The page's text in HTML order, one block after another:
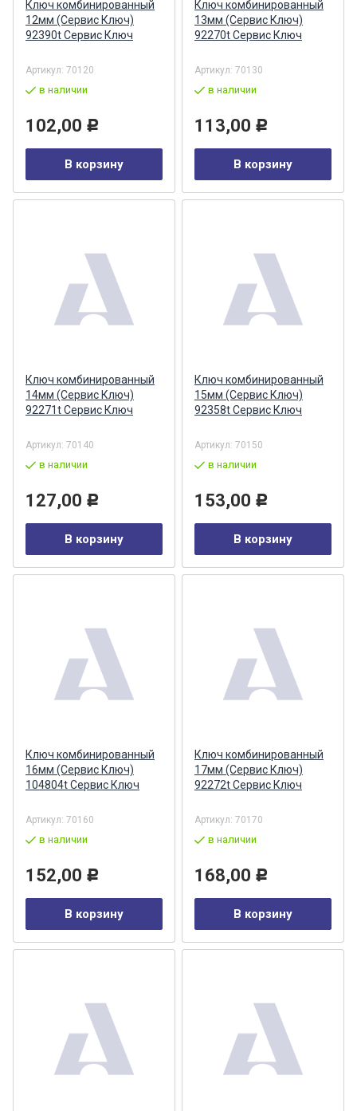
Ключ комбинированный
12мм (Сервис Ключ)
92390t Сервис Ключ
Артикул: 70120
в наличии
102,00 Р
В корзину
Ключ комбинированный
13мм (Сервис Ключ)
92270t Сервис Ключ
Артикул: 70130
в наличии
113,00 Р
В корзину
Ключ комбинированный
14мм (Сервис Ключ)
92271t Сервис Ключ
Артикул: 70140
в наличии
127,00 Р
В корзину
Ключ комбинированный
15мм (Сервис Ключ)
92358t Сервис Ключ
Артикул: 70150
в наличии
153,00 Р
В корзину
Ключ комбинированный
16мм (Сервис Ключ)
104804t Сервис Ключ
Артикул: 70160
в наличии
152,00 Р
В корзину
Ключ комбинированный
17мм (Сервис Ключ)
92272t Сервис Ключ
Артикул: 70170
в наличии
168,00 Р
В корзину